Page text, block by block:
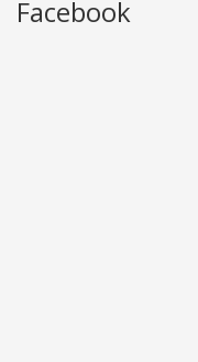
Facebook